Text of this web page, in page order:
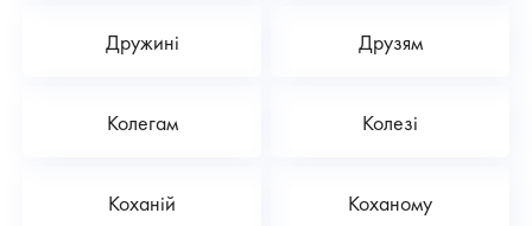
Дружині Друзям
Колегам Колезі
Коханій Коханому